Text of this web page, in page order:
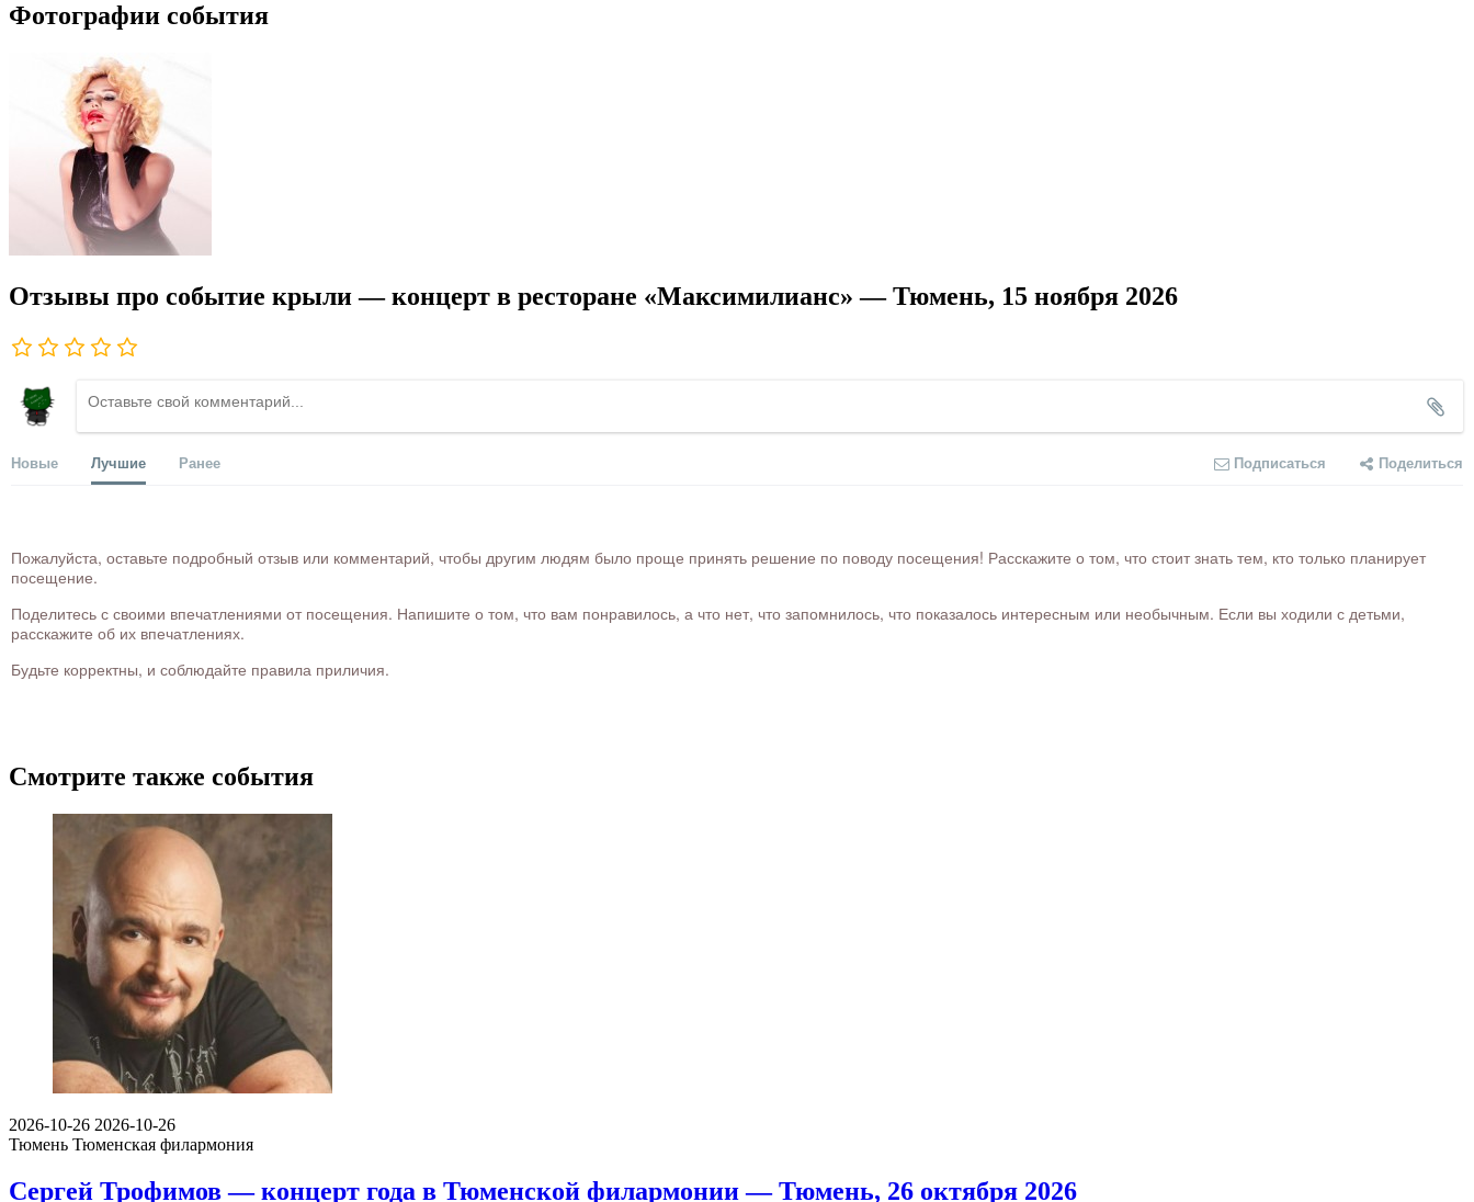
Фотографии события
Отзывы про событие крыли — концерт в ресторане «Максимилианс» — Тюмень, 15 ноября 2026
Новые Лучшие Ранее Подписаться Поделиться
Пожалуйста, оставьте подробный отзыв или комментарий, чтобы другим людям было проще принять решение по поводу посещения! Расскажите о том, что стоит знать тем, кто только планирует
посещение.
Поделитесь с своими впечатлениями от посещения. Напишите о том, что вам понравилось, а что нет, что запомнилось, что показалось интересным или необычным. Если вы ходили с детьми,
расскажите об их впечатлениях.
Будьте корректны, и соблюдайте правила приличия.
Смотрите также события
2026-10-26 2026-10-26
Тюмень Тюменская филармония
Сергей Трофимов — концерт года в Тюменской филармонии — Тюмень, 26 октября 2026